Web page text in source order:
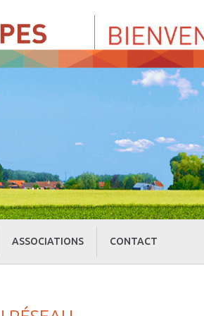
ASSOCIATIONS
» Culture et loisirs
CONTACT